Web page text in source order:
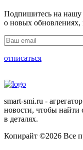
Подпишитесь на нашу
о новых
отписаться
smart-smi.ru -
новости, чтобы найти
в деталях.
Копирайт ©2026 Все